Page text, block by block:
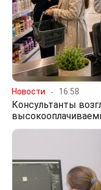
Новости 16:58
Консультанты